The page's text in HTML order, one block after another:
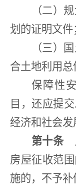
（二）
划的证明文件
（三）
合土地利用总
保障性
目，还应提
经济和社会发
第十条
房屋征收范
施的，不予补